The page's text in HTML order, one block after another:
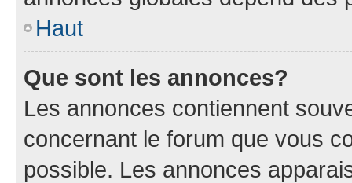
Haut
Que sont les annonces?
Les annonces contiennent
concernant le forum que vous
possible. Les annonces